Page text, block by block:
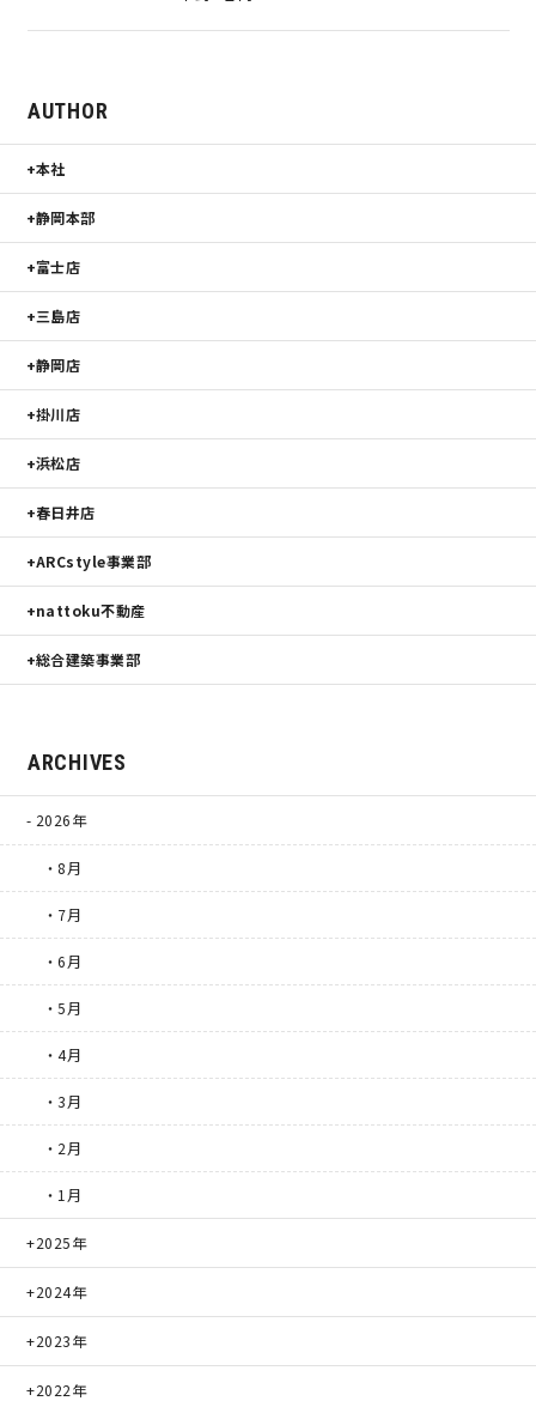
AUTHOR
本社
静岡本部
富士店
三島店
静岡店
掛川店
浜松店
春日井店
ARCstyle事業部
nattoku不動産
総合建築事業部
ARCHIVES
2026年
・8月
・7月
・6月
・5月
・4月
・3月
・2月
・1月
2025年
2024年
2023年
2022年